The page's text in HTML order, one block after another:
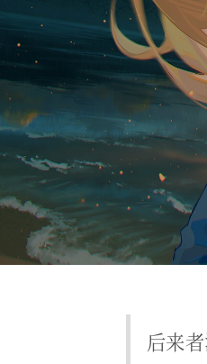
后来